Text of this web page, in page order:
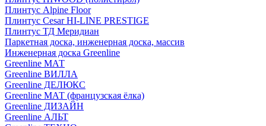
Плинтус Alpine Floor
Плинтус Cesar HI-LINE PRESTIGE
Плинтус ТД Меридиан
Паркетная доска, инженерная доска, массив
Инженерная доска Greenline
Greenline МАТ
Greenline ВИЛЛА
Greenline ДЕЛЮКС
Greenline МАТ (французская ёлка)
Greenline ДИЗАЙН
Greenline АЛЬТ